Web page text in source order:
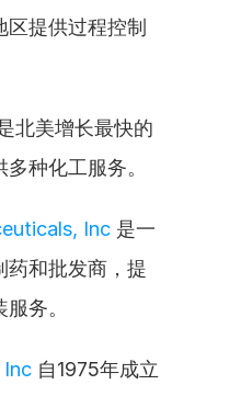
提供过程控制
北美增长最快的
种化工服务。
Inc 是一
药和批发商，提
务。
Inc 自1975年成立